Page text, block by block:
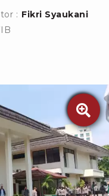
: Fikri Syaukani
